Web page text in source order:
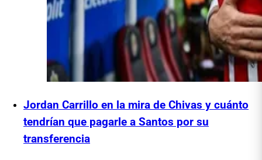
Jordan Carrillo en la mira de Chivas y cuánto
tendrían que pagarle a Santos por su
transferencia